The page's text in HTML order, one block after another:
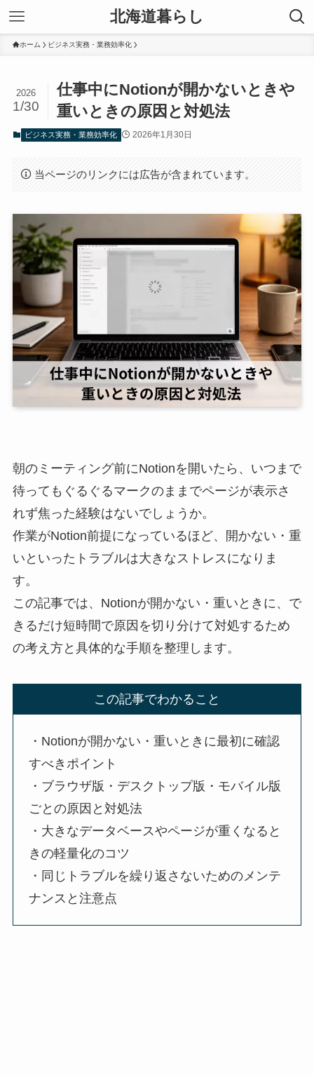
北海道暮らし
ホーム ビジネス実務・業務効率化
仕事中にNotionが開かないときや
重いときの原因と対処法
2026
1/30
ビジネス実務・業務効率化 2026年1月30日
当ページのリンクには広告が含まれています。
朝のミーティング前にNotionを開いたら、いつまで
待ってもぐるぐるマークのままでページが表示さ
れず焦った経験はないでしょうか。
作業がNotion前提になっているほど、開かない・重
いといったトラブルは大きなストレスになりま
す。
この記事では、Notionが開かない・重いときに、で
きるだけ短時間で原因を切り分けて対処するため
の考え方と具体的な手順を整理します。
この記事でわかること
・Notionが開かない・重いときに最初に確認
すべきポイント
・ブラウザ版・デスクトップ版・モバイル版
ごとの原因と対処法
・大きなデータベースやページが重くなると
きの軽量化のコツ
・同じトラブルを繰り返さないためのメンテ
ナンスと注意点